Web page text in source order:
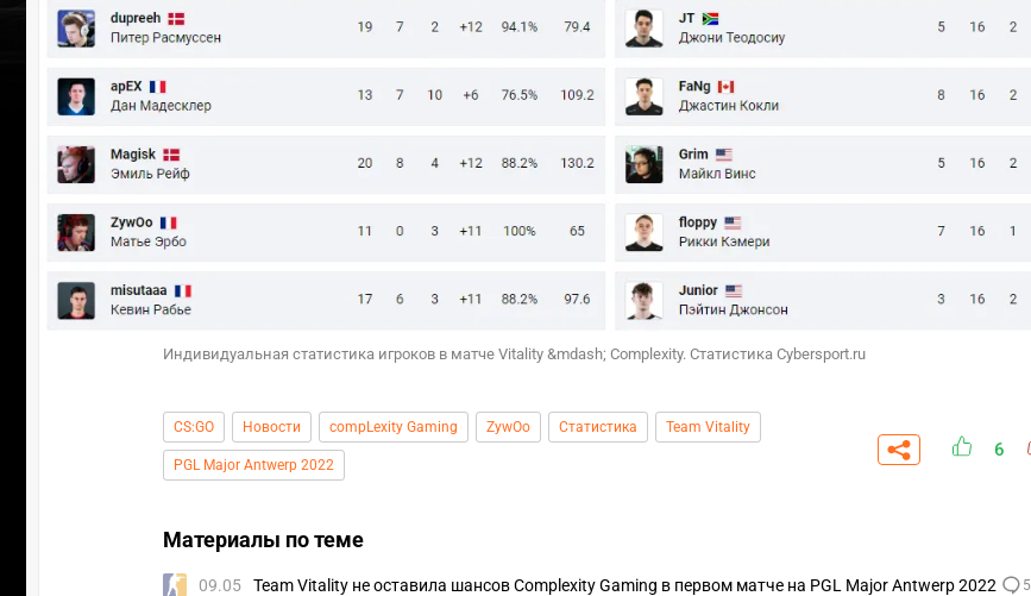
Индивидуальная статистика игроков в матче Vitality &mdash; Complexity. Статистика Cybersport.ru
CS:GO Новости compLexity Gaming ZywOo Статистика Team Vitality
PGL Major Antwerp 2022
6
Материалы по теме
09.05 Team Vitality не оставила шансов Complexity Gaming в первом матче на PGL Major Antwerp 2022 5
ПЕРЕЙТИ ВЫБРАТЬ